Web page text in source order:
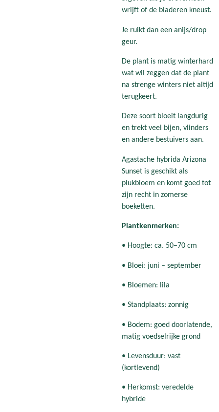
wrijft of de bladeren kneust.
Je ruikt dan een anijs/drop
geur.
De plant is matig winterhard
wat wil zeggen dat de plant
na strenge winters niet altijd
terugkeert.
Deze soort bloeit langdurig
en trekt veel bijen, vlinders
en andere bestuivers aan.
Agastache hybrida Arizona
Sunset is geschikt als
plukbloem en komt goed tot
zijn recht in zomerse
boeketten.
Plantkenmerken:
• Hoogte: ca. 50–70 cm
• Bloei: juni – september
• Bloemen: lila
• Standplaats: zonnig
• Bodem: goed doorlatende,
matig voedselrijke grond
• Levensduur: vast
(kortlevend)
• Herkomst: veredelde
hybride